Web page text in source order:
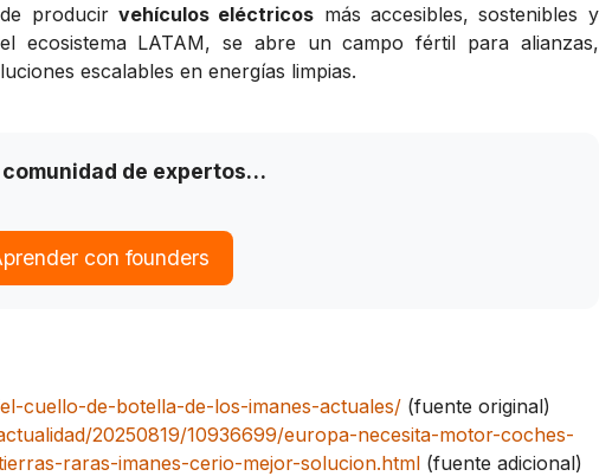
de producirvehículos eléctricos más accesibles, sostenibles y
ecosistema LATAM, se abre un campo fértil para alianzas,
escalables en energías limpias.
de expertos…
con founders
cuello-de-botella-de-los-imanes-actuales/ (fuente original)
20250819/10936699/europa-necesita-motor-coches-
raras-imanes-cerio-mejor-solucion.html (fuente adicional)